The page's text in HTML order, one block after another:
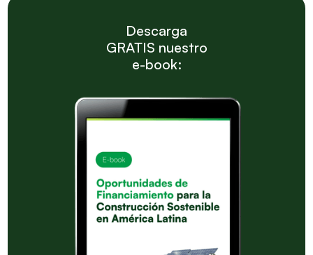
Descarga
GRATIS nuestro
e-book: